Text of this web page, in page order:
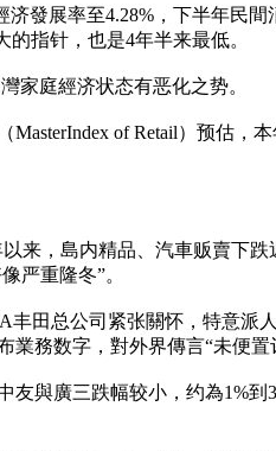
發展率至4.28%，下半年民間
指针，也是4年半来最低。
家庭經济状态有恶化之势。
of Retail）预估
来，島内精品、汽車贩賣下
严重隆冬”。
田总公司紧张關怀，特意派
務数字，對外界傳言“未便置
與廣三跌幅较小，约為1%